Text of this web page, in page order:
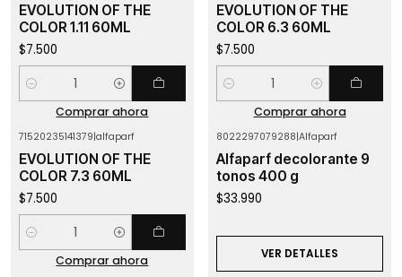
EVOLUTION OF THE
COLOR 1.11 60ML
$7.500
Cantidad
Comprar ahora
EVOLUTION OF THE
COLOR 6.3 60ML
$7.500
Cantidad
Comprar ahora
71520235141379|alfaparf
EVOLUTION OF THE
COLOR 7.3 60ML
$7.500
Cantidad
Comprar ahora
8022297079288|Alfaparf
Alfaparf decolorante 9
tonos 400 g
$33.990
VER DETALLES